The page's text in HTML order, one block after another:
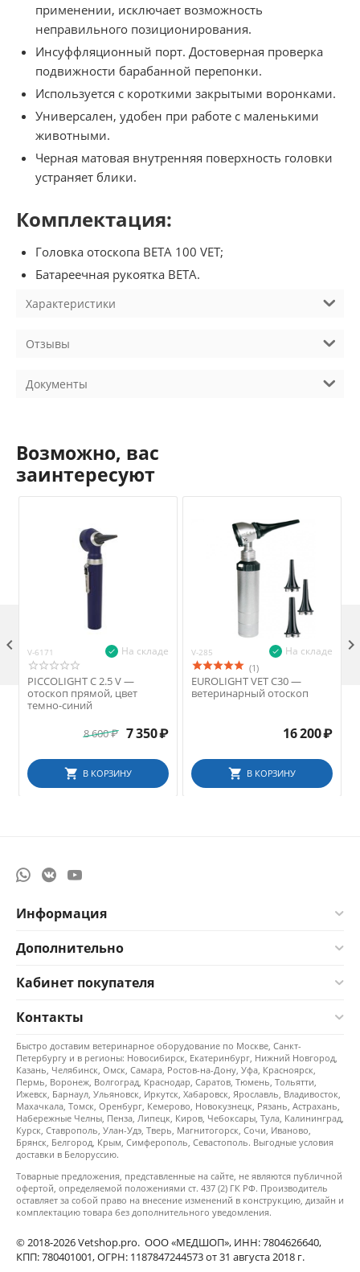
применении, исключает возможность
неправильного позиционирования.
Инсуффляционный порт. Достоверная проверка
подвижности барабанной перепонки.
Используется с короткими закрытыми воронками.
Универсален, удобен при работе с маленькими
животными.
Черная матовая внутренняя поверхность головки
устраняет блики.
Комплектация:
Головка отоскопа BETA 100 VET;
Батареечная рукоятка BETA.
Характеристики
Отзывы
Документы
Возможно, вас
заинтересуют
V-6171 На складе
PICCOLIGHT C 2.5 V —
отоскоп прямой, цвет
темно-синий
8 600₽ 7 350₽
В КОРЗИНУ
V-285 На складе
(1)
EUROLIGHT VET C30 —
ветеринарный отоскоп
16 200₽
В КОРЗИНУ
 
Информация
Дополнительно
Кабинет покупателя
Контакты
Быстро доставим ветеринарное оборудование по Москве, Санкт-
Петербургу и в регионы: Новосибирск, Екатеринбург, Нижний Новгород,
Казань, Челябинск, Омск, Самара, Ростов-на-Дону, Уфа, Красноярск,
Пермь, Воронеж, Волгоград, Краснодар, Саратов, Тюмень, Тольятти,
Ижевск, Барнаул, Ульяновск, Иркутск, Хабаровск, Ярославль, Владивосток,
Махачкала, Томск, Оренбург, Кемерово, Новокузнецк, Рязань, Астрахань,
Набережные Челны, Пенза, Липецк, Киров, Чебоксары, Тула, Калининград,
Курск, Ставрополь, Улан-Удэ, Тверь, Магнитогорск, Сочи, Иваново,
Брянск, Белгород, Крым, Симферополь, Севастополь. Выгодные условия
доставки в Белоруссию.
Товарные предложения, представленные на сайте, не являются публичной
офертой, определяемой положениями ст. 437 (2) ГК РФ. Производитель
оставляет за собой право на внесение изменений в конструкцию, дизайн и
комплектацию товара без дополнительного уведомления.
© 2018-2026 Vetshop.pro. ООО «МЕДШОП», ИНН: 7804626640,
КПП: 780401001, ОГРН: 1187847244573 от 31 августа 2018 г.